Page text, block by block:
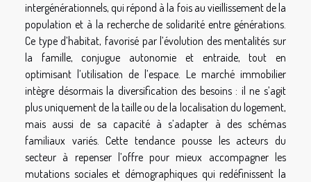
intergénérationnels, qui répond à la fois au vieillissement de la
population et à la recherche de solidarité entre générations.
Ce type d’habitat, favorisé par l’évolution des mentalités sur
la famille, conjugue autonomie et entraide, tout en
optimisant l’utilisation de l’espace. Le marché immobilier
intègre désormais la diversification des besoins : il ne s’agit
plus uniquement de la taille ou de la localisation du logement,
mais aussi de sa capacité à s’adapter à des schémas
familiaux variés. Cette tendance pousse les acteurs du
secteur à repenser l’offre pour mieux accompagner les
mutations sociales et démographiques qui redéfinissent la